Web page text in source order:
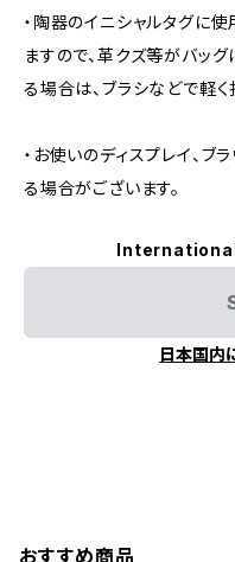
・陶器のイニシャルタグに
ますので、革クズ等がバッ
る場合は、ブラシなどで軽く
・お使いのディスプレイ、ブ
る場合がございます。
日本国内
おすすめ商品